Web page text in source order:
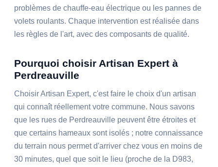
problèmes de chauffe-eau électrique ou les pannes de
volets roulants. Chaque intervention est réalisée dans
les règles de l'art, avec des composants de qualité.
Pourquoi choisir Artisan Expert à
Perdreauville
Choisir Artisan Expert, c'est faire le choix d'un artisan
qui connaît réellement votre commune. Nous savons
que les rues de Perdreauville peuvent être étroites et
que certains hameaux sont isolés ; notre connaissance
du terrain nous permet d'arriver chez vous en moins de
30 minutes, quel que soit le lieu (proche de la D983,